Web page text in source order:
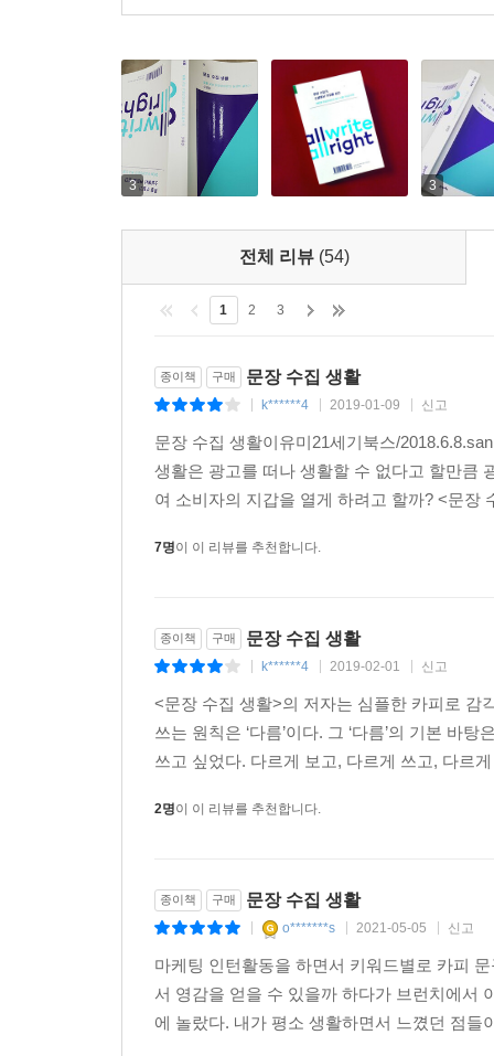
3 3
전체 리뷰 (54)
1 2 3
종이책 구매 문장 수집 생활
k******4 2019-01-09 신고
문장 수집 생활이유미21세기북스/
생활은 광고를 떠나 생활할 수 없다고 할만큼
여 소비자의 지갑을 열게 하려고 할까? <문
7명이 이 리뷰를 추천합니다.
종이책 구매 문장 수집 생활
k******4 2019-02-01 신고
<문장 수집 생활>의 저자는 심플한 카피로 감
쓰는 원칙은 ‘다름’이다. 그 ‘다름’의 기본 바
쓰고 싶었다. 다르게 보고, 다르게 쓰고, 다르
2명이 이 리뷰를 추천합니다.
종이책 구매 문장 수집 생활
o*******s 2021-05-05 신고
마케팅 인턴활동을 하면서 키워드별로 카피
서 영감을 얻을 수 있을까 하다가 브런치에서
에 놀랐다. 내가 평소 생활하면서 느꼈던 점